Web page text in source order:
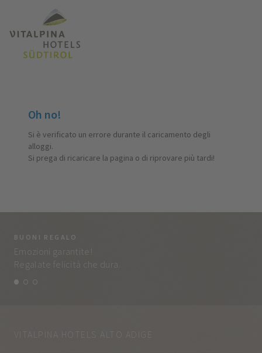
Oh no!
Si è verificato un errore durante il caricamento degli
alloggi.
Si prega di ricaricare la pagina o di riprovare più tardi!
BUONI REGALO
Emozioni garantite!
Regalate felicità che dura.
VITALPINA HOTELS ALTO ADIGE